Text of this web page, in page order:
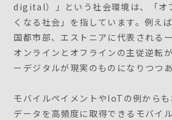
digital）」という社会環境は、「オ
くなる社会」を指しています。例え
国都市部、エストニアに代表される
オンラインとオフラインの主従逆転
ーデジタルが現実のものになりつつあ
モバイルペイメントやIoTの例から
データを高頻度に取得できるモバイ